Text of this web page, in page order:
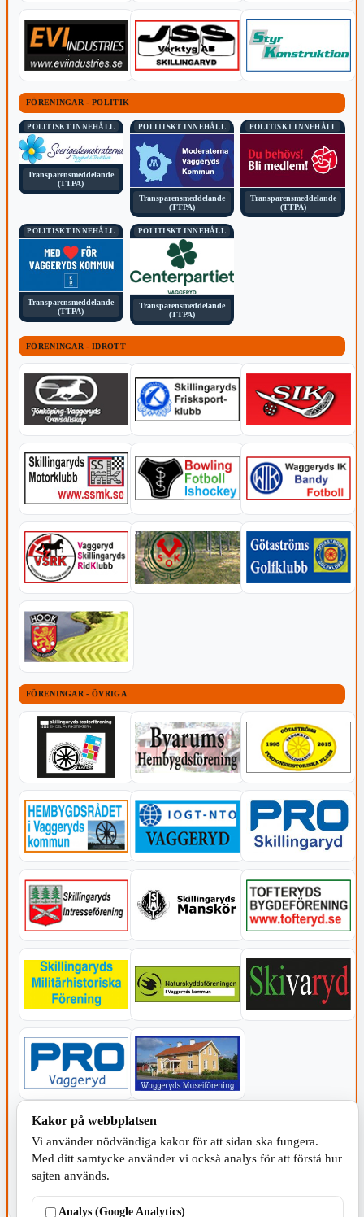
FÖRENINGAR - POLITIK
POLITISKT INNEHÅLL
Transparensmeddelande
(TTPA)
POLITISKT INNEHÅLL
Transparensmeddelande
(TTPA)
POLITISKT INNEHÅLL
Transparensmeddelande
(TTPA)
POLITISKT INNEHÅLL
Transparensmeddelande
(TTPA)
POLITISKT INNEHÅLL
Transparensmeddelande
(TTPA)
FÖRENINGAR - IDROTT
FÖRENINGAR - ÖVRIGA
KOMMUNEN
Kakor på webbplatsen
Vi använder nödvändiga kakor för att sidan ska fungera.
Med ditt samtycke använder vi också analys för att förstå hur
sajten används.
Analys (Google Analytics)